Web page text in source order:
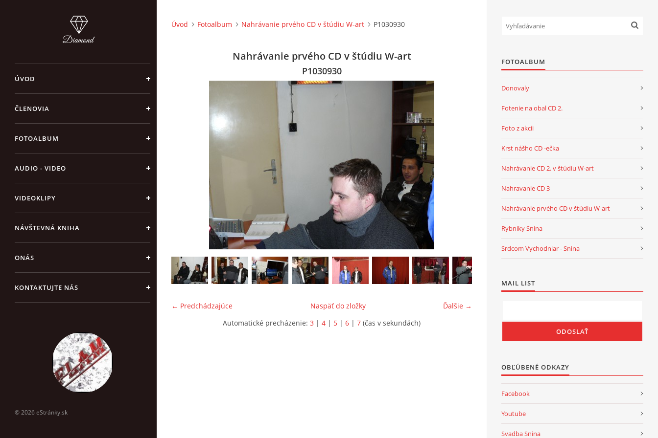
ÚVOD
ČLENOVIA
FOTOALBUM
AUDIO - VIDEO
VIDEOKLIPY
NÁVŠTEVNÁ KNIHA
ONÁS
KONTAKTUJTE NÁS
© 2026 eStránky.sk
Úvod Fotoalbum Nahrávanie prvého CD v štúdiu W-art P1030930
Nahrávanie prvého CD v štúdiu W-art
P1030930
← Predchádzajúce Ďalšie →
Naspäť do zložky
Automatické precházenie: 3 | 4 | 5 | 6 | 7 (čas v sekundách)
FOTOALBUM
Donovaly
Fotenie na obal CD 2.
Foto z akcii
Krst nášho CD -ečka
Nahrávanie CD 2. v štúdiu W-art
Nahravanie CD 3
Nahrávanie prvého CD v štúdiu W-art
Rybniky Snina
Srdcom Vychodniar - Snina
MAIL LIST
OBĽÚBENÉ ODKAZY
Facebook
Youtube
Svadba Snina